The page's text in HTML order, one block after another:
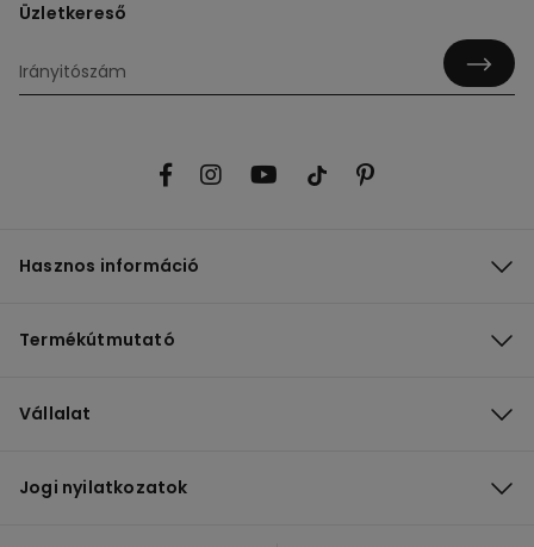
Üzletkereső
Hasznos információ
Termékútmutató
Vállalat
Jogi nyilatkozatok